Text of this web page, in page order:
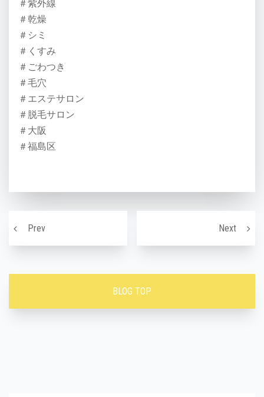
＃紫外線
＃乾燥
＃シミ
＃くすみ
＃ごわつき
＃毛穴
＃エステサロン
＃脱毛サロン
＃大阪
＃福島区
Prev
あなたの後ろ姿は大丈夫？後ろ姿に自信を！ Next驚き
BLOG TOP